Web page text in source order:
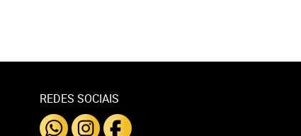
REDES SOCIAIS